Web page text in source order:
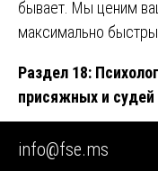
бывает. Мы ценим
максимально
Раздел 18:
присяжных и судей
Даже если судья
может быть не силен
info@fse.ms